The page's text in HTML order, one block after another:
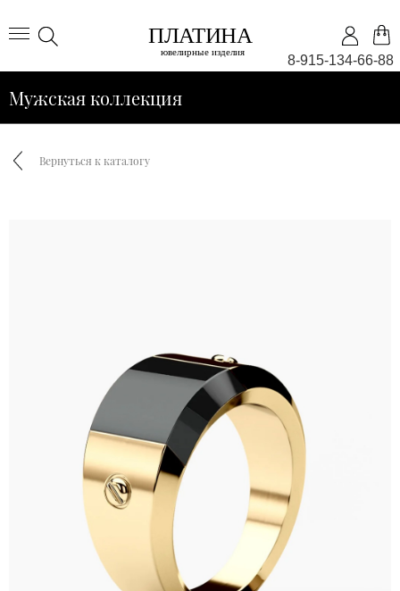
8-915-134-66-88
Мужская коллекция
Вернуться к каталогу